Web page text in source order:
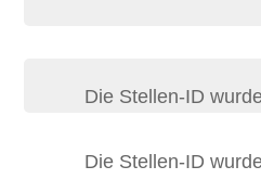
Die Stellen-ID
Die Stellen-ID